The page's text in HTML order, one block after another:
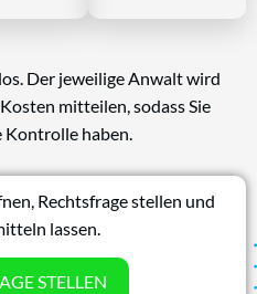
Der jeweilige Anwalt wird
mitteilen, sodass Sie
Kontrolle haben.
Rechtsfrage stellen und
lassen.
STELLEN